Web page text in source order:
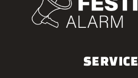
SERVICE